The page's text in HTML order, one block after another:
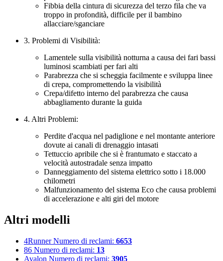
Fibbia della cintura di sicurezza del terzo fila che va
troppo in profondità, difficile per il bambino
allacciare/sganciare
3. Problemi di Visibilità:
Lamentele sulla visibilità notturna a causa dei fari bassi
luminosi scambiati per fari alti
Parabrezza che si scheggia facilmente e sviluppa linee
di crepa, compromettendo la visibilità
Crepa/difetto interno del parabrezza che causa
abbagliamento durante la guida
4. Altri Problemi:
Perdite d'acqua nel padiglione e nel montante anteriore
dovute ai canali di drenaggio intasati
Tettuccio apribile che si è frantumato e staccato a
velocità autostradale senza impatto
Danneggiamento del sistema elettrico sotto i 18.000
chilometri
Malfunzionamento del sistema Eco che causa problemi
di accelerazione e alti giri del motore
Altri modelli
4Runner Numero di reclami: 6653
86 Numero di reclami: 13
Avalon Numero di reclami: 3905